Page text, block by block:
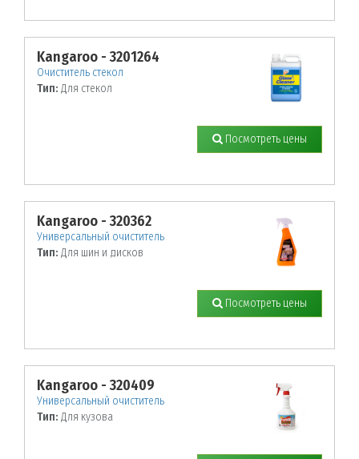
Kangaroo - 3201264
Очиститель стекол
Тип: Для стекол
Посмотреть цены
Kangaroo - 320362
Универсальный очиститель
Тип: Для шин и дисков
Посмотреть цены
Kangaroo - 320409
Универсальный очиститель
Тип: Для кузова